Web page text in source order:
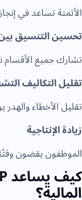
الأتمتة تساعد في
تحسين التنسيق
تشارك جميع الأقسام
تقليل التكاليف
تقليل الأخطاء والهدر
زيادة الإنتاجية
الموظفون يقضون
المالية؟